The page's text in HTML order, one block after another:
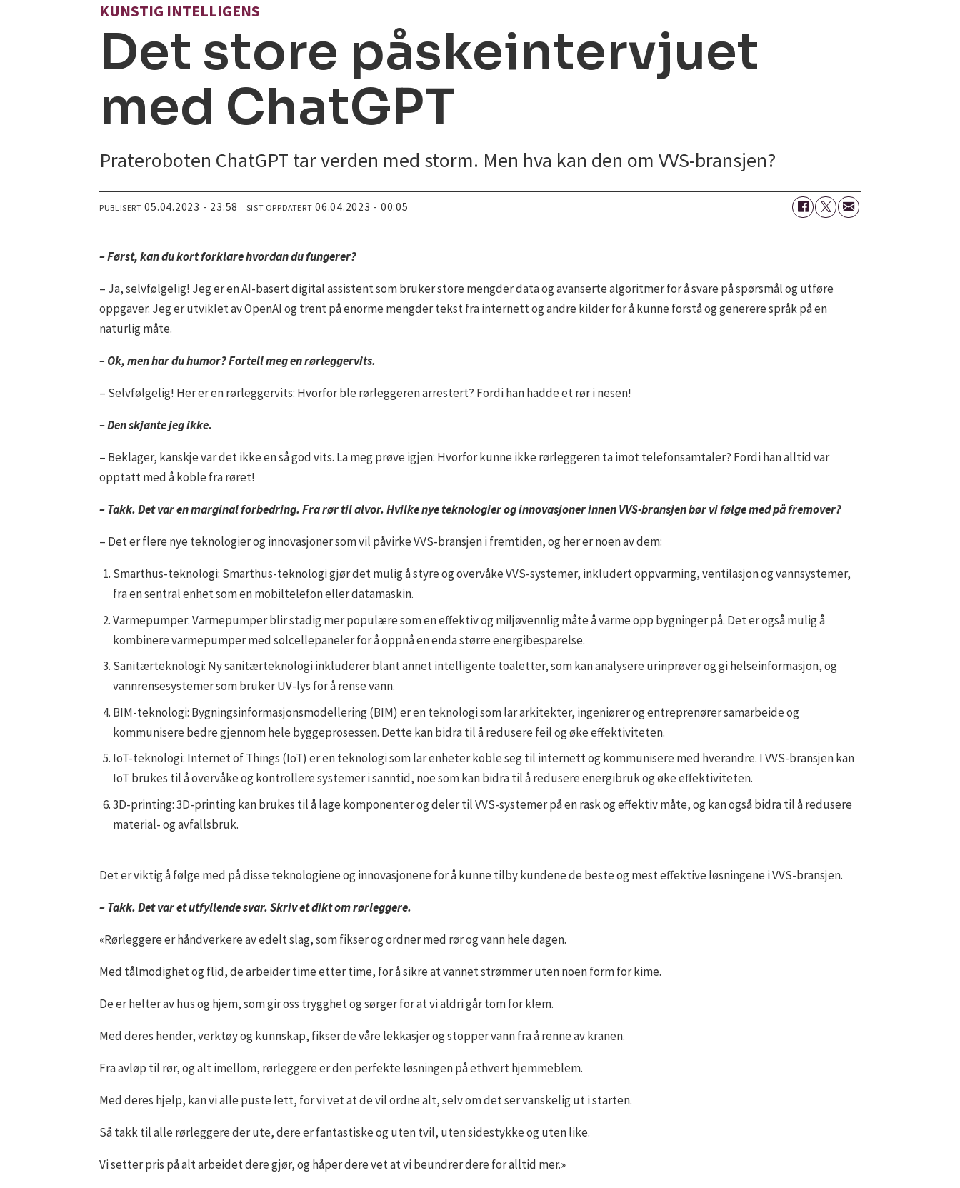
KUNSTIG INTELLIGENS
Det store påskeintervjuet
med ChatGPT
Prateroboten ChatGPT tar verden med storm. Men hva kan den om VVS-bransjen?
PUBLISERT 05.04.2023 - 23:58 SIST OPPDATERT 06.04.2023 - 00:05
– Først, kan du kort forklare hvordan du fungerer?
– Ja, selvfølgelig! Jeg er en AI-basert digital assistent som bruker store mengder data og avanserte algoritmer for å svare på spørsmål og utføre
oppgaver. Jeg er utviklet av OpenAI og trent på enorme mengder tekst fra internett og andre kilder for å kunne forstå og generere språk på en
naturlig måte.
– Ok, men har du humor? Fortell meg en rørleggervits.
– Selvfølgelig! Her er en rørleggervits: Hvorfor ble rørleggeren arrestert? Fordi han hadde et rør i nesen!
– Den skjønte jeg ikke.
– Beklager, kanskje var det ikke en så god vits. La meg prøve igjen: Hvorfor kunne ikke rørleggeren ta imot telefonsamtaler? Fordi han alltid var
opptatt med å koble fra røret!
– Takk. Det var en marginal forbedring. Fra rør til alvor.Hvilke nye teknologier og innovasjoner innen VVS-bransjen bør vi følge med på fremover?
– Det er flere nye teknologier og innovasjoner som vil påvirke VVS-bransjen i fremtiden, og her er noen av dem:
Smarthus-teknologi: Smarthus-teknologi gjør det mulig å styre og overvåke VVS-systemer, inkludert oppvarming, ventilasjon og vannsystemer,
fra en sentral enhet som en mobiltelefon eller datamaskin.
Varmepumper: Varmepumper blir stadig mer populære som en effektiv og miljøvennlig måte å varme opp bygninger på. Det er også mulig å
kombinere varmepumper med solcellepaneler for å oppnå en enda større energibesparelse.
Sanitærteknologi: Ny sanitærteknologi inkluderer blant annet intelligente toaletter, som kan analysere urinprøver og gi helseinformasjon, og
vannrensesystemer som bruker UV-lys for å rense vann.
BIM-teknologi: Bygningsinformasjonsmodellering (BIM) er en teknologi som lar arkitekter, ingeniører og entreprenører samarbeide og
kommunisere bedre gjennom hele byggeprosessen. Dette kan bidra til å redusere feil og øke effektiviteten.
IoT-teknologi: Internet of Things (IoT) er en teknologi som lar enheter koble seg til internett og kommunisere med hverandre. I VVS-bransjen kan
IoT brukes til å overvåke og kontrollere systemer i sanntid, noe som kan bidra til å redusere energibruk og øke effektiviteten.
3D-printing: 3D-printing kan brukes til å lage komponenter og deler til VVS-systemer på en rask og effektiv måte, og kan også bidra til å redusere
material- og avfallsbruk.
Det er viktig å følge med på disse teknologiene og innovasjonene for å kunne tilby kundene de beste og mest effektive løsningene i VVS-bransjen.
– Takk. Det var et utfyllende svar. Skriv et dikt om rørleggere.
«Rørleggere er håndverkere av edelt slag, som fikser og ordner med rør og vann hele dagen.
Med tålmodighet og flid, de arbeider time etter time, for å sikre at vannet strømmer uten noen form for kime.
De er helter av hus og hjem, som gir oss trygghet og sørger for at vi aldri går tom for klem.
Med deres hender, verktøy og kunnskap, fikser de våre lekkasjer og stopper vann fra å renne av kranen.
Fra avløp til rør, og alt imellom, rørleggere er den perfekte løsningen på ethvert hjemmeblem.
Med deres hjelp, kan vi alle puste lett, for vi vet at de vil ordne alt, selv om det ser vanskelig ut i starten.
Så takk til alle rørleggere der ute, dere er fantastiske og uten tvil, uten sidestykke og uten like.
Vi setter pris på alt arbeidet dere gjør, og håper dere vet at vi beundrer dere for alltid mer.»